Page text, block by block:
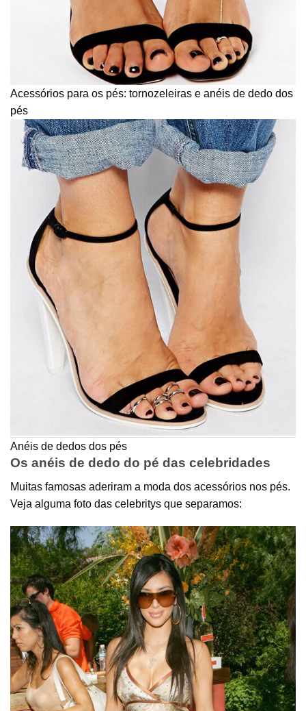
Acessórios para os pés: tornozeleiras e anéis de dedo dos
pés
Anéis de dedos dos pés
Os anéis de dedo do pé das celebridades
Muitas famosas aderiram a moda dos acessórios nos pés.
Veja alguma foto das celebritys que separamos: